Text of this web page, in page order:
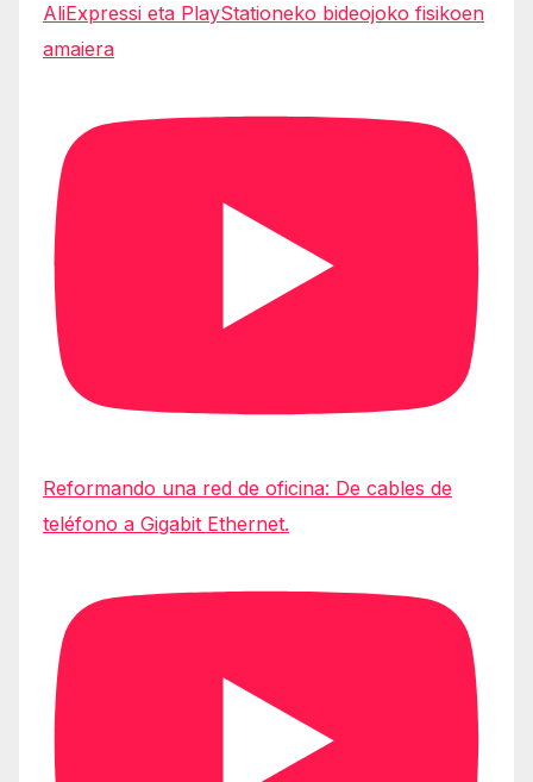
AliExpressi eta PlayStationeko bideojoko fisikoen
amaiera
Reformando una red de oficina: De cables de
teléfono a Gigabit Ethernet.